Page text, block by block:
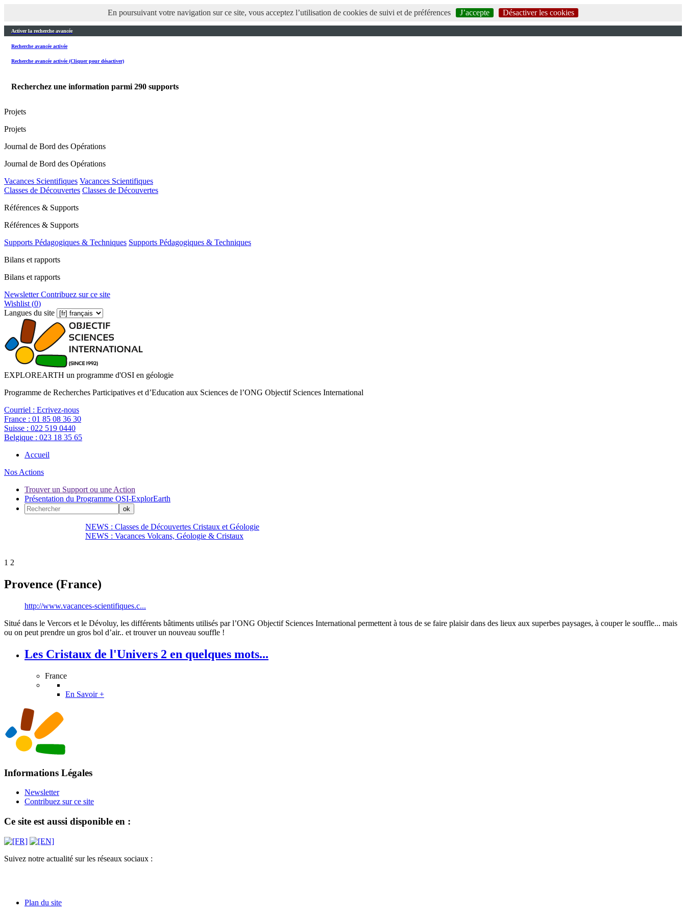
En poursuivant votre navigation sur ce site, vous acceptez l’utilisation de cookies de suivi et de préférences J’accepte Désactiver les cookies
Activer la recherche avancée
Recherche avancée activée
Recherche avancée activée (Cliquer pour désactiver)
Recherchez une information parmi 290 supports
Projets
Projets
Journal de Bord des Opérations
Journal de Bord des Opérations
Vacances Scientifiques Vacances Scientifiques
Classes de Découvertes Classes de Découvertes
Références & Supports
Références & Supports
Supports Pédagogiques & Techniques Supports Pédagogiques & Techniques
Bilans et rapports
Bilans et rapports
NewsletterContribuez sur ce site
Wishlist (0)
Langues du site
EXPLOREARTH un programme d'OSI en géologie
Programme de Recherches Participatives et d’Education aux Sciences de l’ONG Objectif Sciences International
Courriel : Ecrivez-nous
France : 01 85 08 36 30
Suisse : 022 519 0440
Belgique : 023 18 35 65
Accueil
Nos Actions
Trouver un Support ou une Action
Présentation du Programme OSI-ExplorEarth
NEWS : Classes de Découvertes Cristaux et Géologie
NEWS : Vacances Volcans, Géologie & Cristaux
1 2
Provence (France)
http://www.vacances-scientifiques.c...
Situé dans le Vercors et le Dévoluy, les différents bâtiments utilisés par l’ONG Objectif Sciences International permettent à tous de se faire plaisir dans des lieux aux superbes paysages, à couper le souffle... mais
ou on peut prendre un gros bol d’air.. et trouver un nouveau souffle !
Les Cristaux de l'Univers 2 en quelques mots...
France
En Savoir +
Informations Légales
Newsletter
Contribuez sur ce site
Ce site est aussi disponible en :
Suivez notre actualité sur les réseaux sociaux :
Plan du site